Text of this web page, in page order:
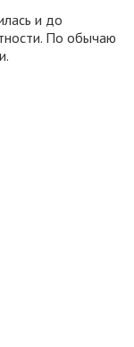
и до
По обычаю